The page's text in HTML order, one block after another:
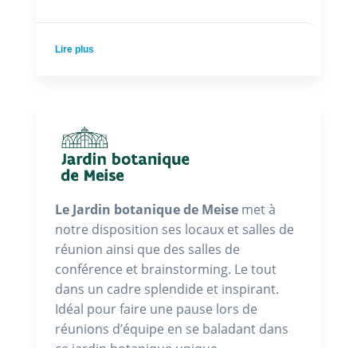
Lire plus
Le Jardin botanique de Meise met à
notre disposition ses locaux et salles de
réunion ainsi que des salles de
conférence et brainstorming. Le tout
dans un cadre splendide et inspirant.
Idéal pour faire une pause lors de
réunions d’équipe en se baladant dans